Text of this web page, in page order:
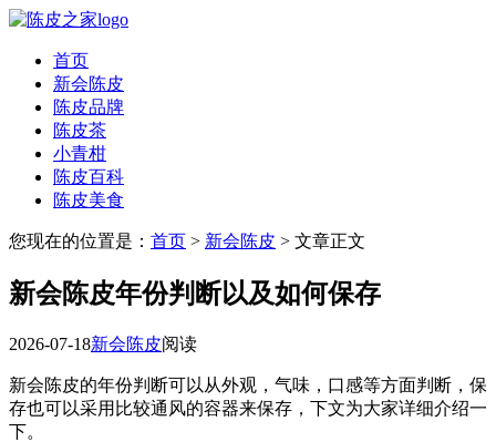
首页
新会陈皮
陈皮品牌
陈皮茶
小青柑
陈皮百科
陈皮美食
您现在的位置是： 首页 > 新会陈皮 > 文章正文
新会陈皮年份判断以及如何保存
2026-07-18新会陈皮阅读
新会陈皮的年份判断可以从外观，气味，口感等方面判断，保
存也可以采用比较通风的容器来保存，下文为大家详细介绍一
下。